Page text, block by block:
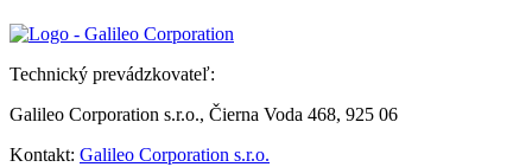
Technický prevádzkovateľ:
Galileo Corporation s.r.o., Čierna Voda 468, 925 06
Kontakt: Galileo Corporation s.r.o.